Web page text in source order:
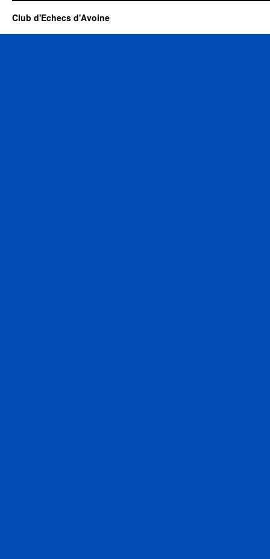
Club d'Echecs d'Avoine